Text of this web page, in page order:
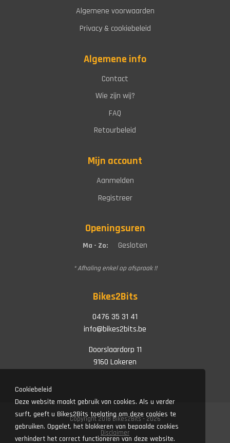
Algemene voorwaarden
Privacy & cookiebeleid
Algemene info
Contact
Wie zijn wij?
FAQ
Retourbeleid
Mijn account
Aanmelden
Registreer
Openingsuren
Ma - Zo: Gesloten
* Afhaling enkel op afspraak !!
Bikes2Bits
0476 35 31 41
info@bikes2bits.be
Doorslaardorp 11
9160 Lokeren
Copyright 2018 Bikes2Bits - 2026
Disclaimer
Cookiebeleid
Deze website maakt gebruik van cookies. Als u verder
surft, geeft u Bikes2Bits toelating om deze cookies te
gebruiken. Opgelet, het blokkeren van bepaalde cookies
verhindert het correct functioneren van deze website.